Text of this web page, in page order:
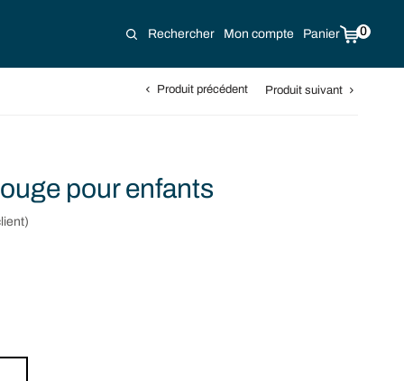
Rechercher Mon compte Panier 0
Produit précédent Produit suivant
pour enfants